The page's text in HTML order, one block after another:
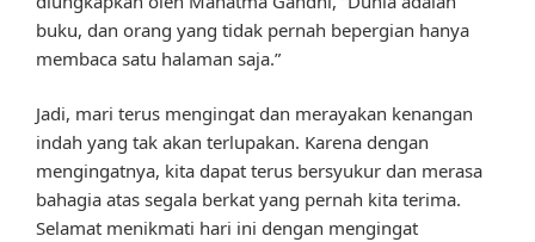
buku, dan orang yang tidak pernah bepergian hanya
membaca satu halaman saja.”
Jadi, mari terus mengingat dan merayakan kenangan
indah yang tak akan terlupakan. Karena dengan
mengingatnya, kita dapat terus bersyukur dan merasa
bahagia atas segala berkat yang pernah kita terima.
Selamat menikmati hari ini dengan mengingat